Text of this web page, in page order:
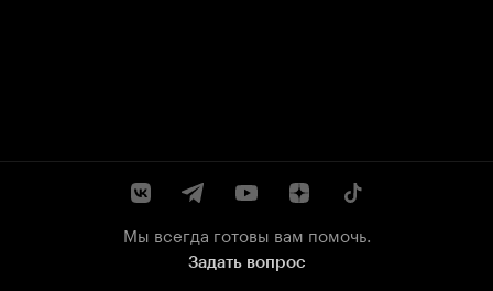
Мы всегда готовы вам помочь.
Задать вопрос